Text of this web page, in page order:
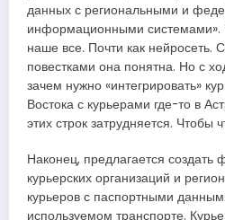
данных с региональными и
информационными системами».
наше все. Почти как нейросеть.
повестками она понятна. Но с
зачем нужно «интегрировать»
Востока с курьерами где-то в
этих строк затрудняется. Чтобы
Наконец, предлагается
курьерских организаций и
курьеров с паспортными
используемом транспорте.